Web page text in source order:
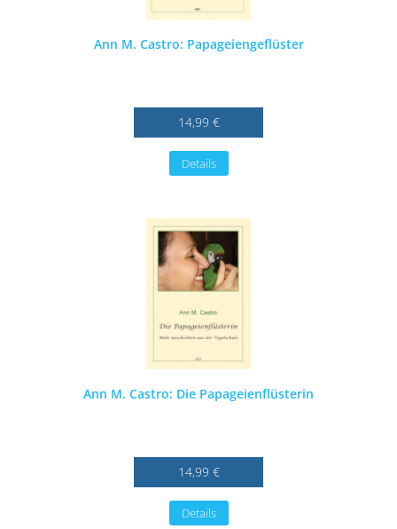
Ann M. Castro: Papageiengeflüster
14,99 €
Details
Ann M. Castro: Die Papageienflüsterin
14,99 €
Details